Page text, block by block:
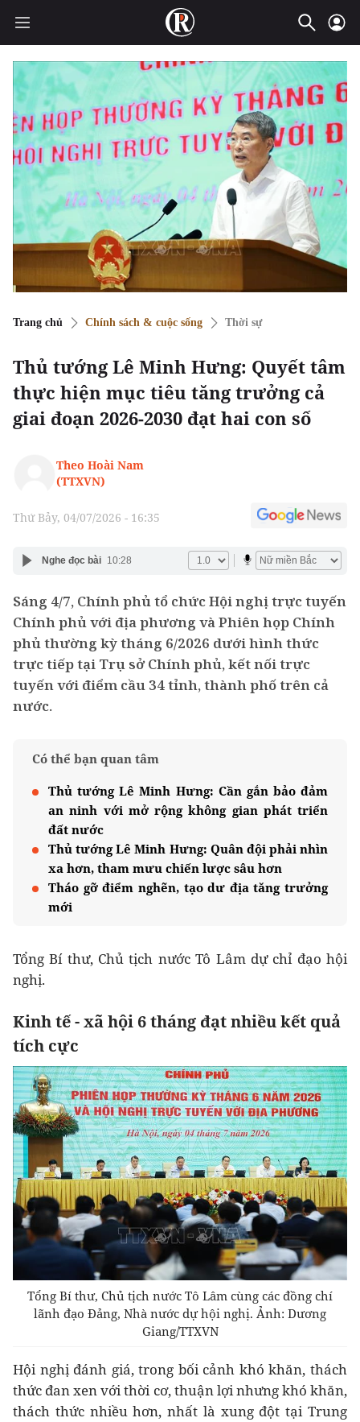
Trang chủ Chính sách & cuộc sống Thời sự
Thủ tướng Lê Minh Hưng: Quyết tâm
thực hiện mục tiêu tăng trưởng cả
giai đoạn 2026-2030 đạt hai con số
Theo Hoài Nam
(TTXVN)
Thứ Bảy, 04/07/2026 - 16:35
Nghe đọc bài 10:28
Sáng 4/7, Chính phủ tổ chức Hội nghị trực tuyến
Chính phủ với địa phương và Phiên họp Chính
phủ thường kỳ tháng 6/2026 dưới hình thức
trực tiếp tại Trụ sở Chính phủ, kết nối trực
tuyến với điểm cầu 34 tỉnh, thành phố trên cả
nước.
Có thể bạn quan tâm
Thủ tướng Lê Minh Hưng: Cần gắn bảo đảm
an ninh với mở rộng không gian phát triển
đất nước
Thủ tướng Lê Minh Hưng: Quân đội phải nhìn
xa hơn, tham mưu chiến lược sâu hơn
Tháo gỡ điểm nghẽn, tạo dư địa tăng trưởng
mới
Tổng Bí thư, Chủ tịch nước Tô Lâm dự chỉ đạo hội
nghị.
Kinh tế - xã hội 6 tháng đạt nhiều kết quả
tích cực
Tổng Bí thư, Chủ tịch nước Tô Lâm cùng các đồng chí
lãnh đạo Đảng, Nhà nước dự hội nghị. Ảnh: Dương
Giang/TTXVN
Hội nghị đánh giá, trong bối cảnh khó khăn, thách
thức đan xen với thời cơ, thuận lợi nhưng khó khăn,
thách thức nhiều hơn, nhất là xung đột tại Trung